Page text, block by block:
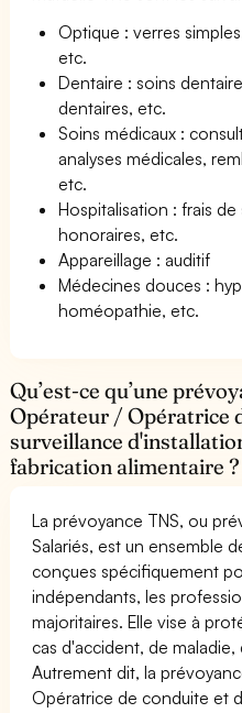
Optique : verres
etc.
Dentaire : soins
dentaires, etc.
Soins médicaux :
analyses médicales,
etc.
Hospitalisation : frais
honoraires, etc.
Appareillage : auditif
Médecines douces :
homéopathie, etc.
Qu’est-ce qu’une
Opérateur / Opératrice
surveillance
fabrication alimentaire ?
La prévoyance TNS, ou
Salariés, est un ensemble
conçues spécifiquement
indépendants, les
majoritaires. Elle vise à
cas d'accident, de
Autrement dit, la
Opératrice de conduite et